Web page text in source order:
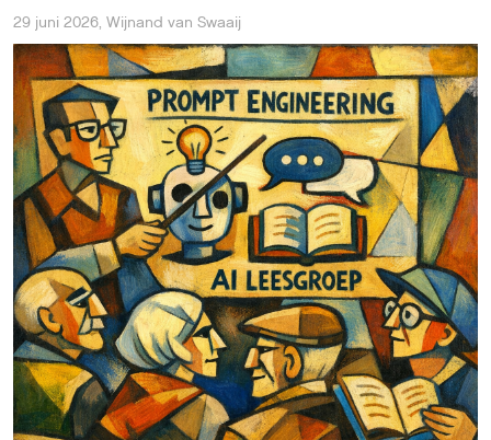
29 juni 2026, Wijnand van Swaaij